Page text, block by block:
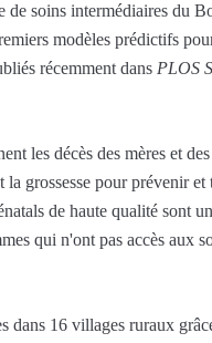
soins intermédiaires du
modèles prédictifs
récemment dans PLOS
les décès des mères et
grossesse pour prévenir
de haute qualité sont
qui n'ont pas accès aux
dans 16 villages ruraux